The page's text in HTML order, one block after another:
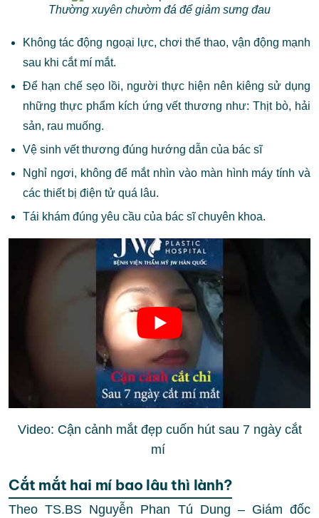
Thường xuyên chườm đá để giảm sưng đau
Không tác động ngoại lực, chơi thể thao, vận động mạnh
sau khi cắt mí mắt.
Để hạn chế sẹo lồi, người thực hiện nên kiêng sử dụng
những thực phẩm kích ứng vết thương như: Thịt bò, hải
sản, rau muống.
Vệ sinh vết thương đúng hướng dẫn của bác sĩ
Nghỉ ngơi, không để mắt nhìn vào màn hình máy tính và
các thiết bị điện tử quá lâu.
Tái khám đúng yêu cầu của bác sĩ chuyên khoa.
Video: Cận cảnh mắt đẹp cuốn hút sau 7 ngày cắt
mí
Cắt mắt hai mí bao lâu thì lành?
Theo TS.BS Nguyễn Phan Tú Dung – Giám đốc